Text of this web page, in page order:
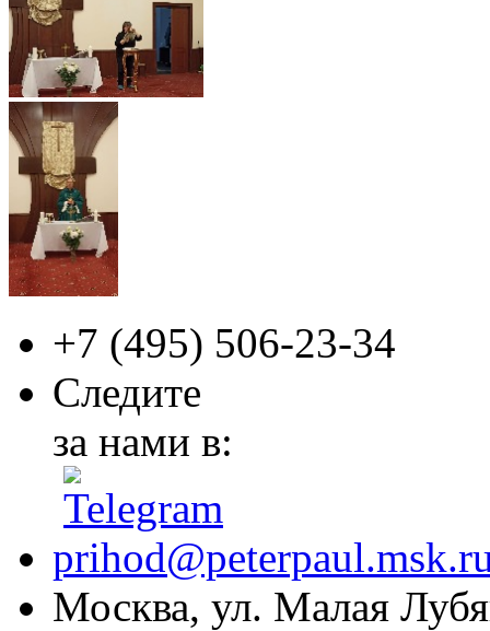
+7 (495) 506-23-34
Следите
за нами в:
Москва, ул. Малая